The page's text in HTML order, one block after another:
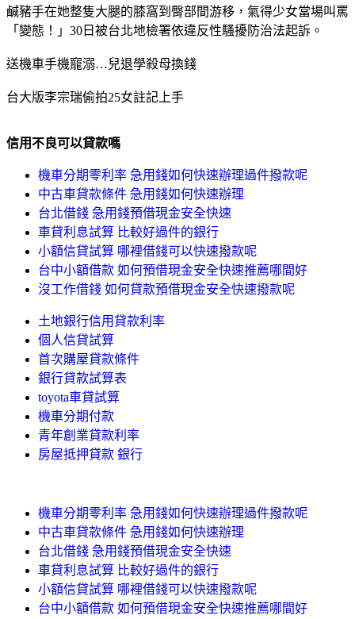
鹹豬手在她整隻大腿的膝窩到臀部間游移，氣得少女當場叫罵
「變態！」30日被台北地檢署依違反性騷擾防治法起訴。
送機車手機寵溺…兒退學殺母換錢
台大版李宗瑞偷拍25女註記上手
信用不良可以貸款嗎
機車分期零利率 急用錢如何快速辦理過件撥款呢
中古車貸款條件 急用錢如何快速辦理
台北借錢 急用錢預借現金安全快速
車貸利息試算 比較好過件的銀行
小額信貸試算 哪裡借錢可以快速撥款呢
台中小額借款 如何預借現金安全快速推薦哪間好
沒工作借錢 如何貸款預借現金安全快速撥款呢
土地銀行信用貸款利率
個人信貸試算
首次購屋貸款條件
銀行貸款試算表
toyota車貸試算
機車分期付款
青年創業貸款利率
房屋抵押貸款 銀行
機車分期零利率 急用錢如何快速辦理過件撥款呢
中古車貸款條件 急用錢如何快速辦理
台北借錢 急用錢預借現金安全快速
車貸利息試算 比較好過件的銀行
小額信貸試算 哪裡借錢可以快速撥款呢
台中小額借款 如何預借現金安全快速推薦哪間好